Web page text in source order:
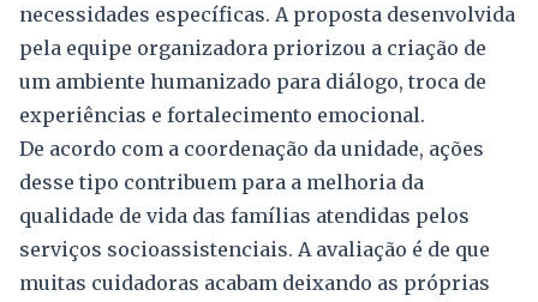
necessidades específicas. A proposta desenvolvida
pela equipe organizadora priorizou a criação de
um ambiente humanizado para diálogo, troca de
experiências e fortalecimento emocional.
De acordo com a coordenação da unidade, ações
desse tipo contribuem para a melhoria da
qualidade de vida das famílias atendidas pelos
serviços socioassistenciais. A avaliação é de que
muitas cuidadoras acabam deixando as próprias